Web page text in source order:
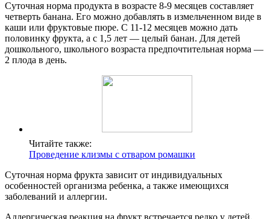
Суточная норма продукта в возрасте 8-9 месяцев составляет
четверть банана. Его можно добавлять в измельченном виде в
каши или фруктовые пюре. С 11-12 месяцев можно дать
половинку фрукта, а с 1,5 лет — целый банан. Для детей
дошкольного, школьного возраста предпочтительная норма —
2 плода в день.
Читайте также:
Проведение клизмы с отваром ромашки
Суточная норма фрукта зависит от индивидуальных
особенностей организма ребенка, а также имеющихся
заболеваний и аллергии.